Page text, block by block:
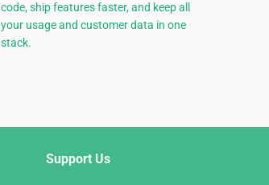
code, ship features faster, and keep all
your usage and customer data in one
stack.
Support Us